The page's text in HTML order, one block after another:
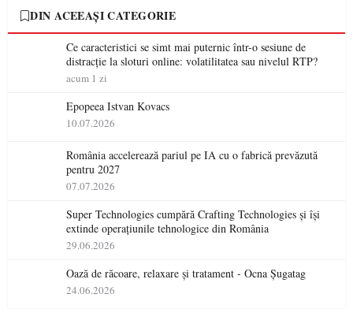
DIN ACEEAȘI CATEGORIE
Ce caracteristici se simt mai puternic într-o sesiune de
distracție la sloturi online: volatilitatea sau nivelul RTP?
acum 1 zi
Epopeea Istvan Kovacs
10.07.2026
România accelerează pariul pe IA cu o fabrică prevăzută
pentru 2027
07.07.2026
Super Technologies cumpără Crafting Technologies și își
extinde operațiunile tehnologice din România
29.06.2026
Oază de răcoare, relaxare și tratament - Ocna Șugatag
24.06.2026